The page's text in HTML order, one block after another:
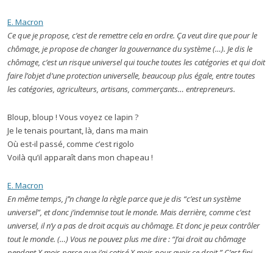
E. Macron
Ce que je propose, c’est de remettre cela en ordre. Ça veut dire que pour le
chômage, je propose de changer la gouvernance du système (…). Je dis le
chômage, c’est un risque universel qui touche toutes les catégories et qui doit
faire l’objet d’une protection universelle, beaucoup plus égale, entre toutes
les catégories, agriculteurs, artisans, commerçants… entrepreneurs.
Bloup, bloup ! Vous voyez ce lapin ?
Je le tenais pourtant, là, dans ma main
Où est-il passé, comme c’est rigolo
Voilà qu’il apparaît dans mon chapeau !
E. Macron
En même temps, j’’n change la règle parce que je dis “c’est un système
universel”, et donc j’indemnise tout le monde. Mais derrière, comme c’est
universel, il n’y a pas de droit acquis au chômage. Et donc je peux contrôler
tout le monde. (…) Vous ne pouvez plus me dire : “J’ai droit au chômage